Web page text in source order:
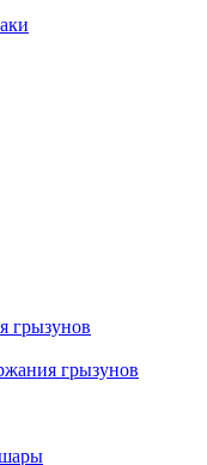
грызунов
грызунов